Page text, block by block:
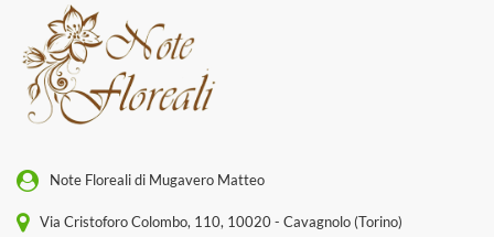
Note Floreali di Mugavero Matteo
Via Cristoforo Colombo, 110, 10020 - Cavagnolo (Torino)